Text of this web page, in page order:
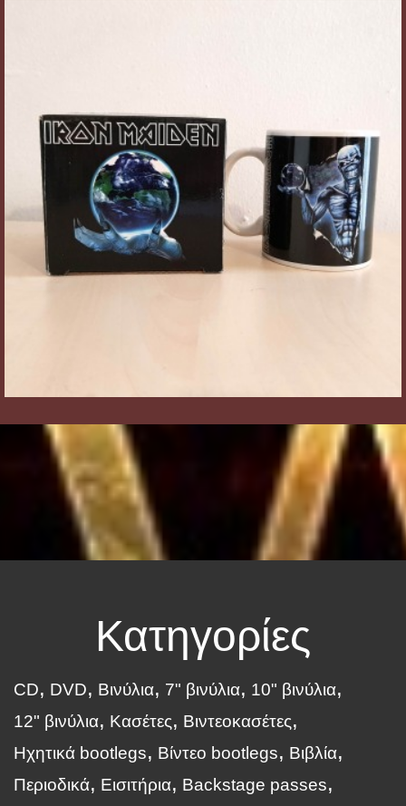
Κατηγορίες
CD DVD Βινύλια 7" βινύλια
10" βινύλια
12" βινύλια
Κασέτες
Βιντεοκασέτες
Ηχητικά bootlegs
Βίντεο bootlegs
Βιβλία
Περιοδικά
Εισιτήρια
Backstage passes